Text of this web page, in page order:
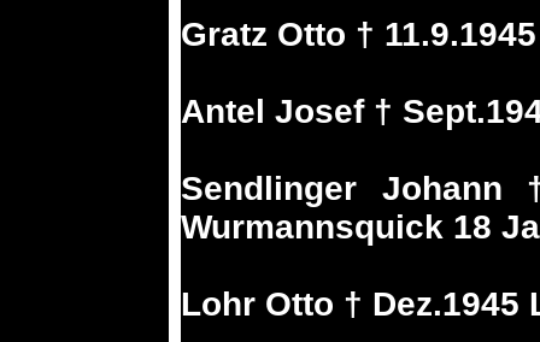
Gratz Otto †
Antel Josef †
Sendlinger Johann
Wurmannsquick 18
Lohr Otto † Dez.1945